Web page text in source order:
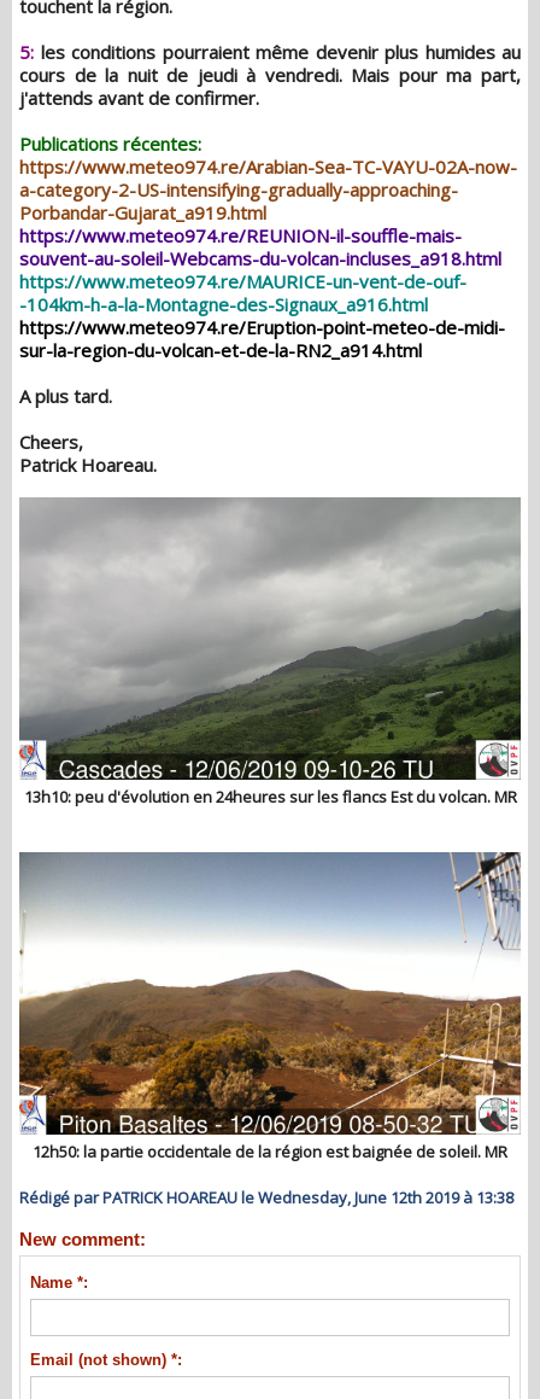
touchent la région.
5: les conditions pourraient même devenir plus humides au
cours de la nuit de jeudi à vendredi. Mais pour ma part,
j'attends avant de confirmer.
Publications récentes:
https://www.meteo974.re/Arabian-Sea-TC-VAYU-02A-now-
a-category-2-US-intensifying-gradually-approaching-
Porbandar-Gujarat_a919.html
https://www.meteo974.re/REUNION-il-souffle-mais-
souvent-au-soleil-Webcams-du-volcan-incluses_a918.html
https://www.meteo974.re/MAURICE-un-vent-de-ouf-
-104km-h-a-la-Montagne-des-Signaux_a916.html
https://www.meteo974.re/Eruption-point-meteo-de-midi-
sur-la-region-du-volcan-et-de-la-RN2_a914.html
A plus tard.
Cheers,
Patrick Hoareau.
13h10: peu d'évolution en 24heures sur les flancs Est du volcan. MR
12h50: la partie occidentale de la région est baignée de soleil. MR
Rédigé par PATRICK HOAREAU le Wednesday, June 12th 2019 à 13:38
New comment:
Name *:
Email (not shown) *: